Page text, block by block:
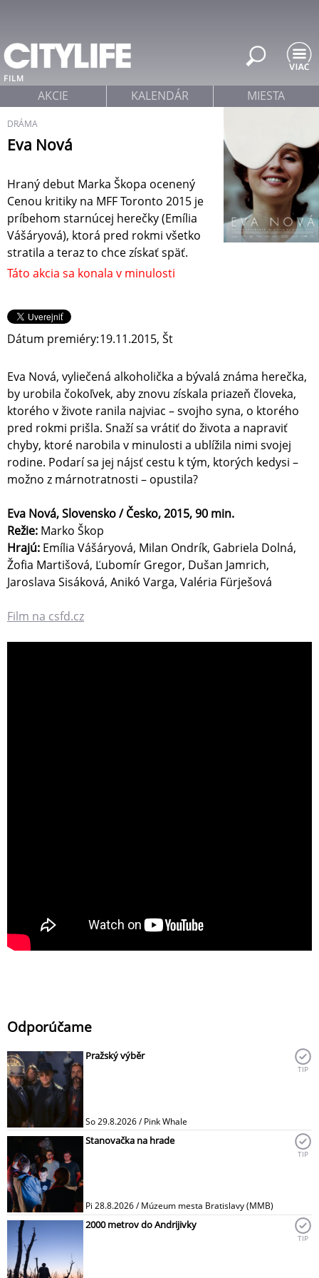
FILM
DRÁMA
Eva Nová
Hraný debut Marka Škopa ocenený
Cenou kritiky na MFF Toronto 2015 je
príbehom starnúcej herečky (Emília
Vášáryová), ktorá pred rokmi všetko
stratila a teraz to chce získať späť.
Táto akcia sa konala v minulosti
Dátum premiéry:19.11.2015, Št
Eva Nová, vyliečená alkoholička a bývalá známa herečka,
by urobila čokoľvek, aby znovu získala priazeň človeka,
ktorého v živote ranila najviac – svojho syna, o ktorého
pred rokmi prišla. Snaží sa vrátiť do života a napraviť
chyby, ktoré narobila v minulosti a ublížila nimi svojej
rodine. Podarí sa jej nájsť cestu k tým, ktorých kedysi –
možno z márnotratnosti – opustila?
Eva Nová, Slovensko / Česko, 2015, 90 min.
Režie: Marko Škop
Hrajú: Emília Vášáryová, Milan Ondrík, Gabriela Dolná,
Žofia Martišová, Ľubomír Gregor, Dušan Jamrich,
Jaroslava Sisáková, Anikó Varga, Valéria Fürješová
Film na csfd.cz
Odporúčame
Pražský výběr
So 29.8.2026 / Pink Whale
TIP
Stanovačka na hrade
Pi 28.8.2026 / Múzeum mesta Bratislavy (MMB)
TIP
2000 metrov do Andrijivky
TIP
AKCIE KALENDÁR MIESTA